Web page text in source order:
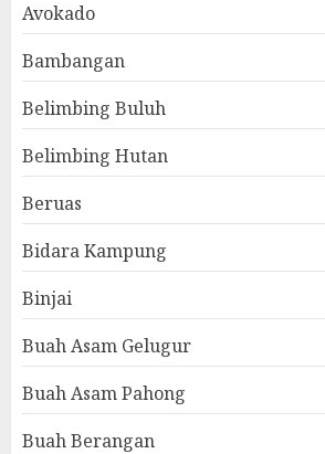
Avokado
Bambangan
Belimbing Buluh
Belimbing Hutan
Beruas
Bidara Kampung
Binjai
Buah Asam Gelugur
Buah Asam Pahong
Buah Berangan